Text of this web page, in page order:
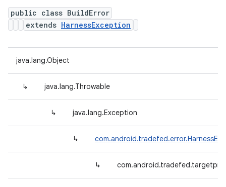
public class BuildError
extends HarnessException
java.lang.Object
↳ java.lang.Throwable
↳ java.lang.Exception
↳
↳